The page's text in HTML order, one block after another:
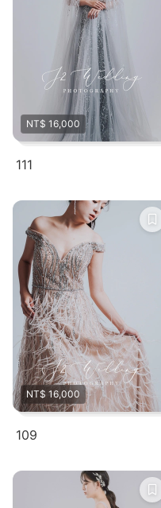
NT$ 16,000
111
NT$ 16,000
109